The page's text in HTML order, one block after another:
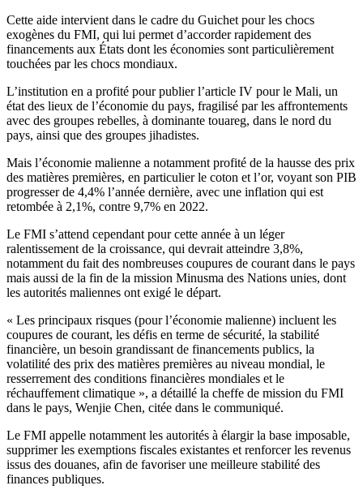
Cette aide intervient dans le cadre du Guichet pour les chocs
exogènes du FMI, qui lui permet d’accorder rapidement des
financements aux États dont les économies sont particulièrement
touchées par les chocs mondiaux.
L’institution en a profité pour publier l’article IV pour le Mali, un
état des lieux de l’économie du pays, fragilisé par les affrontements
avec des groupes rebelles, à dominante touareg, dans le nord du
pays, ainsi que des groupes jihadistes.
Mais l’économie malienne a notamment profité de la hausse des prix
des matières premières, en particulier le coton et l’or, voyant son PIB
progresser de 4,4% l’année dernière, avec une inflation qui est
retombée à 2,1%, contre 9,7% en 2022.
Le FMI s’attend cependant pour cette année à un léger
ralentissement de la croissance, qui devrait atteindre 3,8%,
notamment du fait des nombreuses coupures de courant dans le pays
mais aussi de la fin de la mission Minusma des Nations unies, dont
les autorités maliennes ont exigé le départ.
« Les principaux risques (pour l’économie malienne) incluent les
coupures de courant, les défis en terme de sécurité, la stabilité
financière, un besoin grandissant de financements publics, la
volatilité des prix des matières premières au niveau mondial, le
resserrement des conditions financières mondiales et le
réchauffement climatique », a détaillé la cheffe de mission du FMI
dans le pays, Wenjie Chen, citée dans le communiqué.
Le FMI appelle notamment les autorités à élargir la base imposable,
supprimer les exemptions fiscales existantes et renforcer les revenus
issus des douanes, afin de favoriser une meilleure stabilité des
finances publiques.